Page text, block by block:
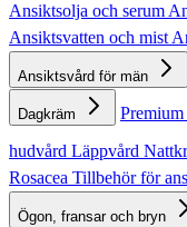
Ansiktsolja och serum
Ansiktsvatten och mist
Ansiktsvård för män
Dagkräm
hudvård Läppvård
Rosacea Tillbehör för
Ögon, fransar och bryn